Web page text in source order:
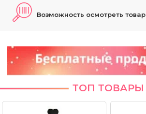
Возможность осмотреть товар
ТОП ТОВАРЫ